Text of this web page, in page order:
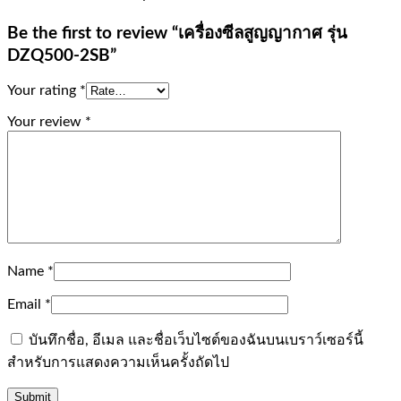
Be the first to review “เครื่องซีลสูญญากาศ รุ่น
DZQ500-2SB”
Your rating *
Your review *
Name *
Email *
บันทึกชื่อ, อีเมล และชื่อเว็บไซต์ของฉันบนเบราว์เซอร์นี้
สำหรับการแสดงความเห็นครั้งถัดไป